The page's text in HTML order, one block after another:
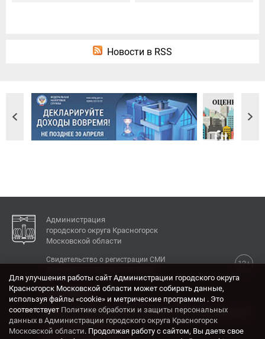
Новости в RSS
Администрация
городского округа Красногорск
Московской области
12+
Свидетельство о регистрации СМИ
КОНТАКТЫ
Адрес: 143404, Московская область, г. Красногорск,
ул. Ленина, дом 4.
Для улучшения работы сайт Администрации городского округа
Красногорск Московской области может собирать данные,
используя файлы «cookie» и метрические программы . Это
соответствует Политике обработки и защиты персональных
данных в Администрации городского округа Красногорск
Московской области. Продолжая работу с сайтом, Вы даете свое